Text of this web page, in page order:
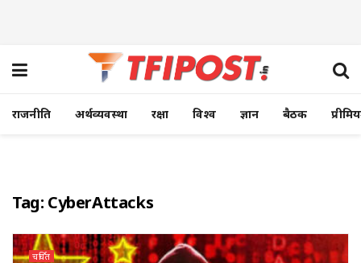
राजनीति अर्थव्यवस्था रक्षा विश्व ज्ञान बैठक
Tag: CyberAttacks
चर्चित